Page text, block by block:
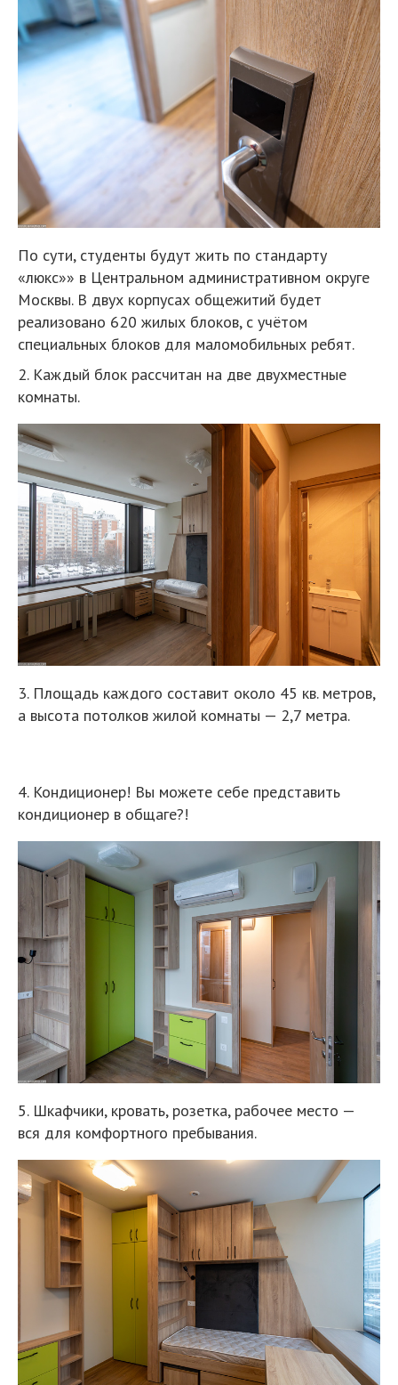
По сути, студенты будут жить по стандарту
«люкс»» в Центральном административном округе
Москвы. В двух корпусах общежитий будет
реализовано 620 жилых блоков, с учётом
специальных блоков для маломобильных ребят.
2. Каждый блок рассчитан на две двухместные
комнаты.
3. Площадь каждого составит около 45 кв. метров,
а высота потолков жилой комнаты — 2,7 метра.
4. Кондиционер! Вы можете себе представить
кондиционер в общаге?!
5. Шкафчики, кровать, розетка, рабочее место —
вся для комфортного пребывания.